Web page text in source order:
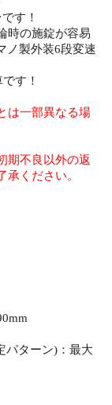
す！
時の施錠が容易
ノ製外装6段変速
す！
は一部異なる場
期不良以外の返
ください。
パターン)：最大